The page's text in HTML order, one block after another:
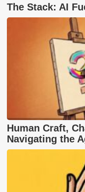
The Stack: AI
Human Craft,
Navigating the